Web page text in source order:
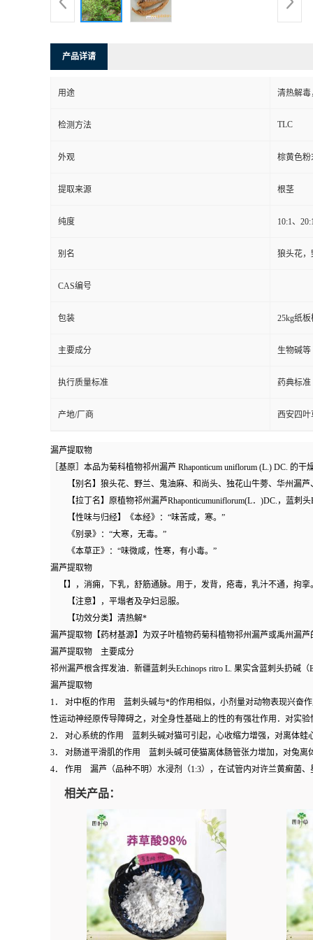
产品详请
用途 清热解毒
检测方法 TLC
外观 棕黄色粉
提取来源 根茎
纯度 10:1、
别名 狼头花，
CAS编号
包装 25kg纸
主要成分 生物碱等
执行质量标准 药典标准
产地/厂商 西安四
漏芦提取物
［基原］本品为菊科植物祁州漏芦 Rhaponticum uniflorum (L.) DC. 的干
【别名】狼头花、野兰、鬼油麻、和尚头、独花山牛蒡、华州漏芦
【拉丁名】原植物祁州漏芦Rhaponticumuniflorum(L．)DC.，蓝刺头
【性味与归经】《本经》：“味苦咸，寒。”
《别录》：“大寒，无毒。”
《本草正》：“味微咸，性寒，有小毒。”
漏芦提取物
【】，消痈，下乳，舒筋通脉。用于，发背，疮毒，乳汁不通，拘挛
【注意】，平塌者及孕妇忌服。
【功效分类】清热解*
漏芦提取物【药材基源】为双子叶植物药菊科植物祁州漏芦或禹州漏芦
漏芦提取物 主要成分
祁州漏芦根含挥发油．新疆蓝刺头Echinops ritro L. 果实含蓝刺头扔碱（
漏芦提取物
1．
对中枢的作用 蓝刺头碱与*的作用相似，小剂量对动物表现兴奋
性运动神经原传导障碍之，对全身性基础上的性的有强壮作用．对实验
2．
对心系统的作用 蓝刺头碱对猫可引起，心收缩力增强，对离体蛙
3．
对肠道平滑肌的作用 蓝刺头碱可使猫离体肠管张力增加，对兔离
4．
作用 漏芦（品种不明）水浸剂（1:3），在试管内对许兰黄癣菌、
相关产品：